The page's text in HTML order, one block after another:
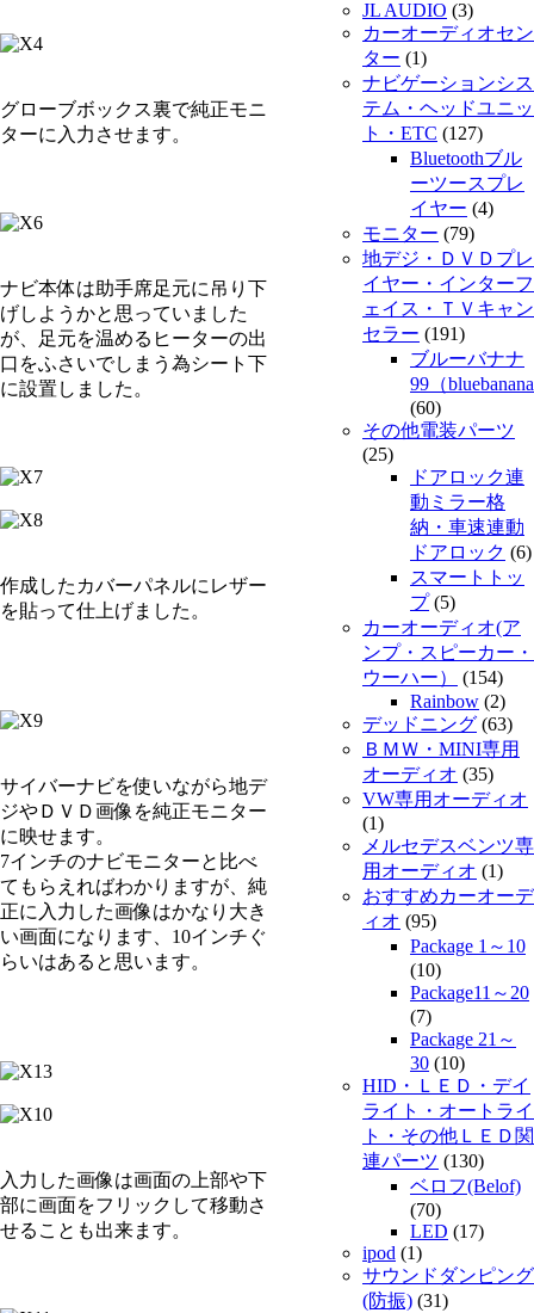
グローブボックス裏で純正モニ
ターに入力させます。
ナビ本体は助手席足元に吊り下
げしようかと思っていました
が、足元を温めるヒーターの出
口をふさいでしまう為シート下
に設置しました。
作成したカバーパネルにレザー
を貼って仕上げました。
サイバーナビを使いながら地デ
ジやＤＶＤ画像を純正モニター
に映せます。
7インチのナビモニターと比べ
てもらえればわかりますが、純
正に入力した画像はかなり大き
い画面になります、10インチぐ
らいはあると思います。
入力した画像は画面の上部や下
部に画面をフリックして移動さ
せることも出来ます。
JL AUDIO (3)
カーオーディオセン
ター (1)
ナビゲーションシス
テム・ヘッドユニッ
ト・ETC (127)
Bluetoothブル
ーツースプレ
イヤー (4)
モニター (79)
地デジ・ＤＶＤプレ
イヤー・インターフ
ェイス・ＴＶキャン
セラー (191)
ブルーバナナ
99（
(60)
その他電装パーツ
(25)
ドアロック連
動ミラー格
納・車速連動
ドアロック (6)
スマートトッ
プ(5)
カーオーディオ(ア
ンプ・スピーカー・
ウーハー）
(154)
Rainbow (2)
デッドニング (63)
ＢＭＷ・MINI専用
オーディオ (35)
VW専用オーディオ
(1)
メルセデスベンツ専
用オーディオ (1)
おすすめカーオーデ
ィオ (95)
Package 1～10
(10)
Package11～20
(7)
Package 21～
30 (10)
HID・ＬＥＤ・デイ
ライト・オートライ
ト・その他ＬＥＤ関
連パーツ (130)
ベロフ(Belof)
(70)
LED (17)
ipod (1)
サウンドダンピング
(防振) (31)